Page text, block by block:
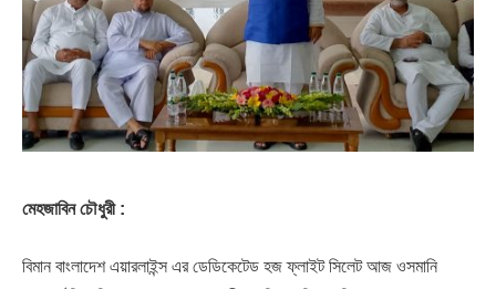
মেহজাবিন চৌধুরী :
বিমান বাংলাদেশ এয়ারলাইন্স এর ডেডিকেটেড হজ ফ্লাইট সিলেট আজ ওসমানি